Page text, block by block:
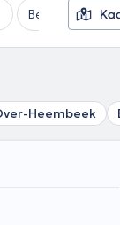
Betaalmethode
Heembeek